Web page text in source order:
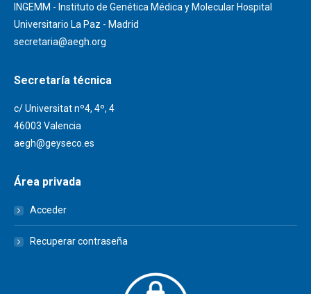
INGEMM - Instituto de Genética Médica y Molecular Hospital
Universitario La Paz - Madrid
secretaria@aegh.org
Secretaría técnica
c/ Universitat nº4, 4º, 4
46003 Valencia
aegh@geyseco.es
Área privada
Acceder
Recuperar contraseña